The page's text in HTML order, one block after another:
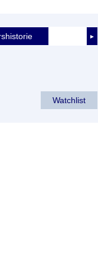
►
Watchlist